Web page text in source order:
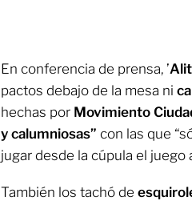
En conferencia de prensa, ’
pactos debajo de la mesa ni
hechas por Movimiento
y calumniosas” con las que
jugar desde la cúpula el juego
También los tachó de